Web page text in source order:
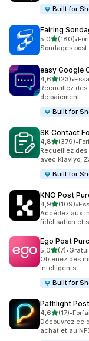
Built for
Fairing
5,0étoile(s) sur
(180)
180 avis au•
Sondages
easy Google
4,6étoile(s)
(23)
23 avis au total
•
Recueillez
de paiement
Built for
SK Contact
4,8étoile(s)
(379)
379 avis au•
Recueillez
avec Klaviyo,
Built for
KNO Post
4,9étoile(s)
(109)
109 avis au•
Accédez aux
fidélisation et
Ego Post
5,0étoile(s) sur
(7)
7 avis au total
•
Obtenez des
intelligents
Built for
Pathlight
4,6étoile(s) sur
(17)
17 avis au total
•
Découvrez ce
achat et au